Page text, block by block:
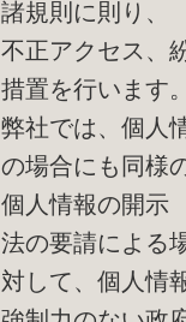
諸規則に則り、
不正アクセス、
措置を行います。
弊社では、個人
の場合にも同様
個人情報の開示
法の要請による
対して、個人情